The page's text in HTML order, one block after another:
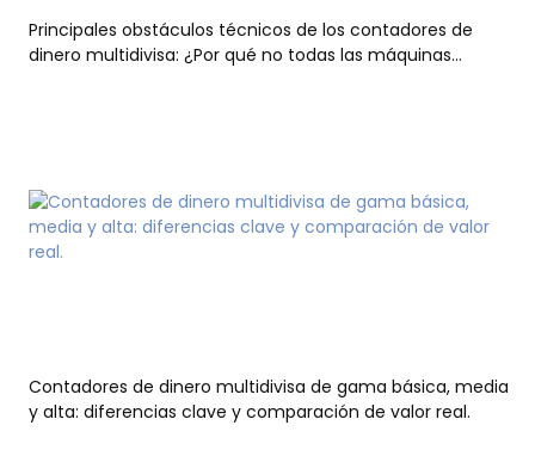
Principales obstáculos técnicos de los contadores de
dinero multidivisa: ¿Por qué no todas las máquinas
Contadores de dinero multidivisa de gama básica, media
y alta: diferencias clave y comparación de valor real.